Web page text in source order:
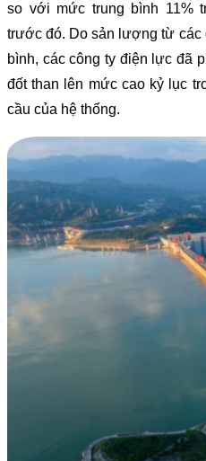
so với mức trung bình 11%
trước đó. Do sản lượng từ các
bình, các công ty điện lực đã
đốt than lên mức cao kỷ lục
cầu của hệ thống.